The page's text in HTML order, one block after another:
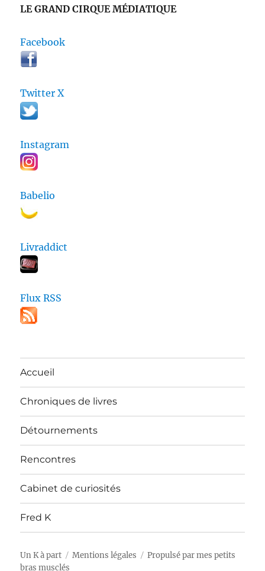
LE GRAND CIRQUE MÉDIATIQUE
Facebook
Twitter X
Instagram
Babelio
Livraddict
Flux RSS
Accueil
Chroniques de livres
Détournements
Rencontres
Cabinet de curiosités
Fred K
Un K à part Mentions légales
Propulsé par mes petits
bras musclés